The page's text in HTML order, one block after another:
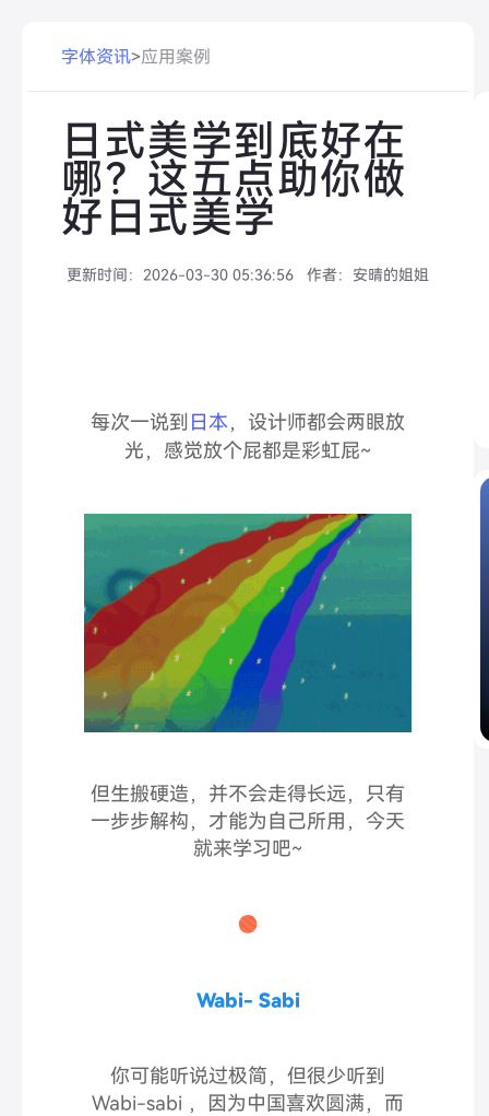
字体资讯>应用案例
日式美学到底好在
哪？这五点助你做
好日式美学
更新时间： 2026-03-30 05:36:56 作者： 安晴的姐姐
每次一说到 日本，设计师都会两眼放
光，感觉放个屁都是彩虹屁~
但生搬硬造，并不会走得长远，只有
一步步解构，才能为自己所用，今天
就来学习吧~
Wabi- Sabi
你可能听说过极简，但很少听到
Wabi-sabi ，因为中国喜欢圆满，而